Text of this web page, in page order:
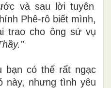
c vàsau lời tuyên
ính Phê-rôbiết mình,
i trao cho ông sứvụ
ầy.”
bạn có thể rất ngạc
này, nhưng tình yêu